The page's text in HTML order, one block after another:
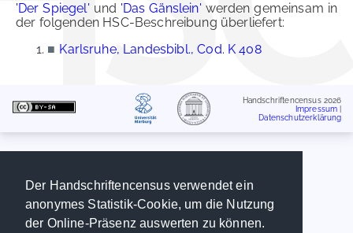
Der Handschriftencensus verwendet ein
anonymes Statistik-Cookie, um die Nutzung
der Online-Präsenz auswerten zu können.
'Der Spiegel' und 'Das Gänslein' werden gemeinsam in
der folgenden HSC-Beschreibung überliefert:
■ Karlsruhe, Landesbibl., Cod. K 408
Handschriftencensus 2026
Impressum
Datenschutzerklärung